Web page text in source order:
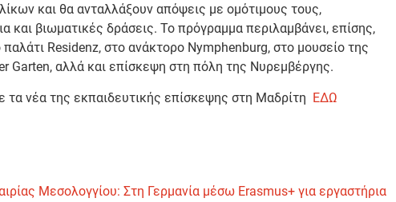
και θα ανταλλάξουν απόψεις με ομότιμους τους,
και βιωματικές δράσεις. Το πρόγραμμα περιλαμβάνει, επίσης,
παλάτι Residenz, στο ανάκτορο Nymphenburg, στο μουσείο της
Garten, αλλά και επίσκεψη στη πόλη της Νυρεμβέργης.
τα νέα της εκπαιδευτικής επίσκεψης στη Μαδρίτη ΕΔΩ
Μεσολογγίου: Στη Γερμανία μέσω Erasmus+ για εργαστήρια